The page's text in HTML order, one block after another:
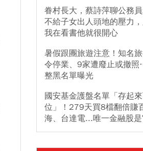
眷村長大，蔡詩萍聊公務員
不給子女出人頭地的壓力
我在看書他就很開心
暑假跟團旅遊注意！知名
令停業、9家遭廢止或撤
整黑名單曝光
國安基金護盤名單「存起
位」！279天買8檔翻倍賺
海、台達電...唯一金融股是